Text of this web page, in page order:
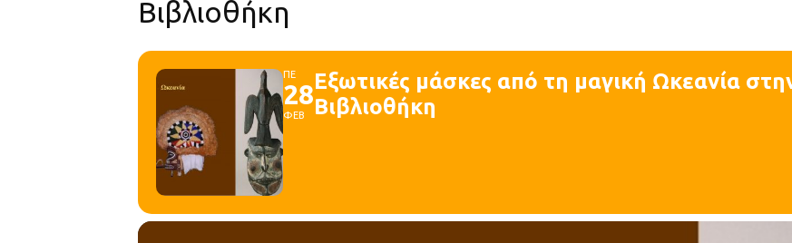
Βιβλιοθήκη
ΠΕ
28
ΦΕΒ
Εξωτικές μάσκες από τη μαγική Ωκεανία
Βιβλιοθήκη